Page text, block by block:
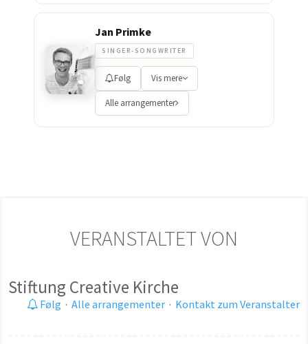
Jan Primke
SINGER-SONGWRITER
Følg Vis mere
Alle arrangementer
VERANSTALTET VON
Stiftung Creative Kirche
Følg · Alle arrangementer · Kontakt zum Veranstalter